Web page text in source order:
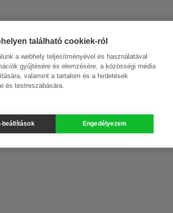
található cookiek-ról
a webhely teljesítményével és használatával
gyűjtésére és elemzésére, a közösségi média
valamint a tartalom és a hirdetések
és testreszabására.
beállítások Engedélyezem